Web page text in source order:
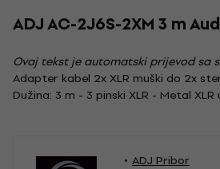
ADJ AC-2J6S-2XM 3 m
Ovaj tekst je automatski prijevod sa
Adapter kabel 2x XLR muški do 2x
Dužina: 3 m - 3 pinski XLR - Metal
ADJ Pribor